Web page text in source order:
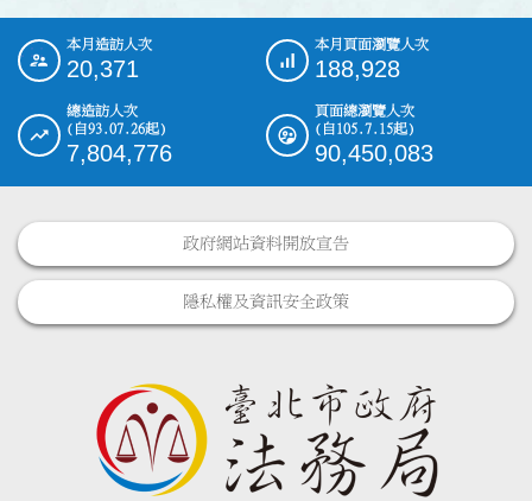
::: 本月造訪人次
20,371
本月頁面瀏覽人次
188,928
總造訪人次
(自93.07.26起)
7,804,776
頁面總瀏覽人次
(自105.7.15起)
90,450,083
政府網站資料開放宣告
隱私權及資訊安全政策